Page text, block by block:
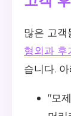
많은 고객
형외과 후
습니다.
"모